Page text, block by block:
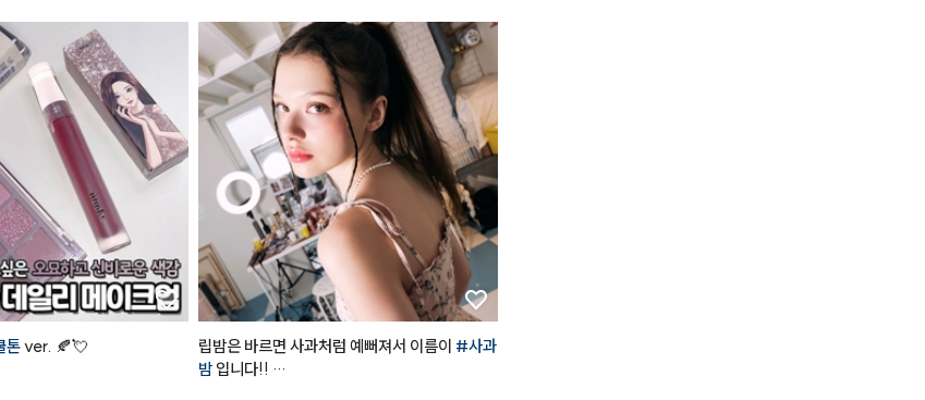
이 될 것 같습니다. 매트 립 덕후분들이라면 절대
후회 안 하실 인생템이에요!
톤 ver. 🍂💘 립밤은 바르면 사과처럼 예뻐져서 이름이 #사과
밤 입니다!!